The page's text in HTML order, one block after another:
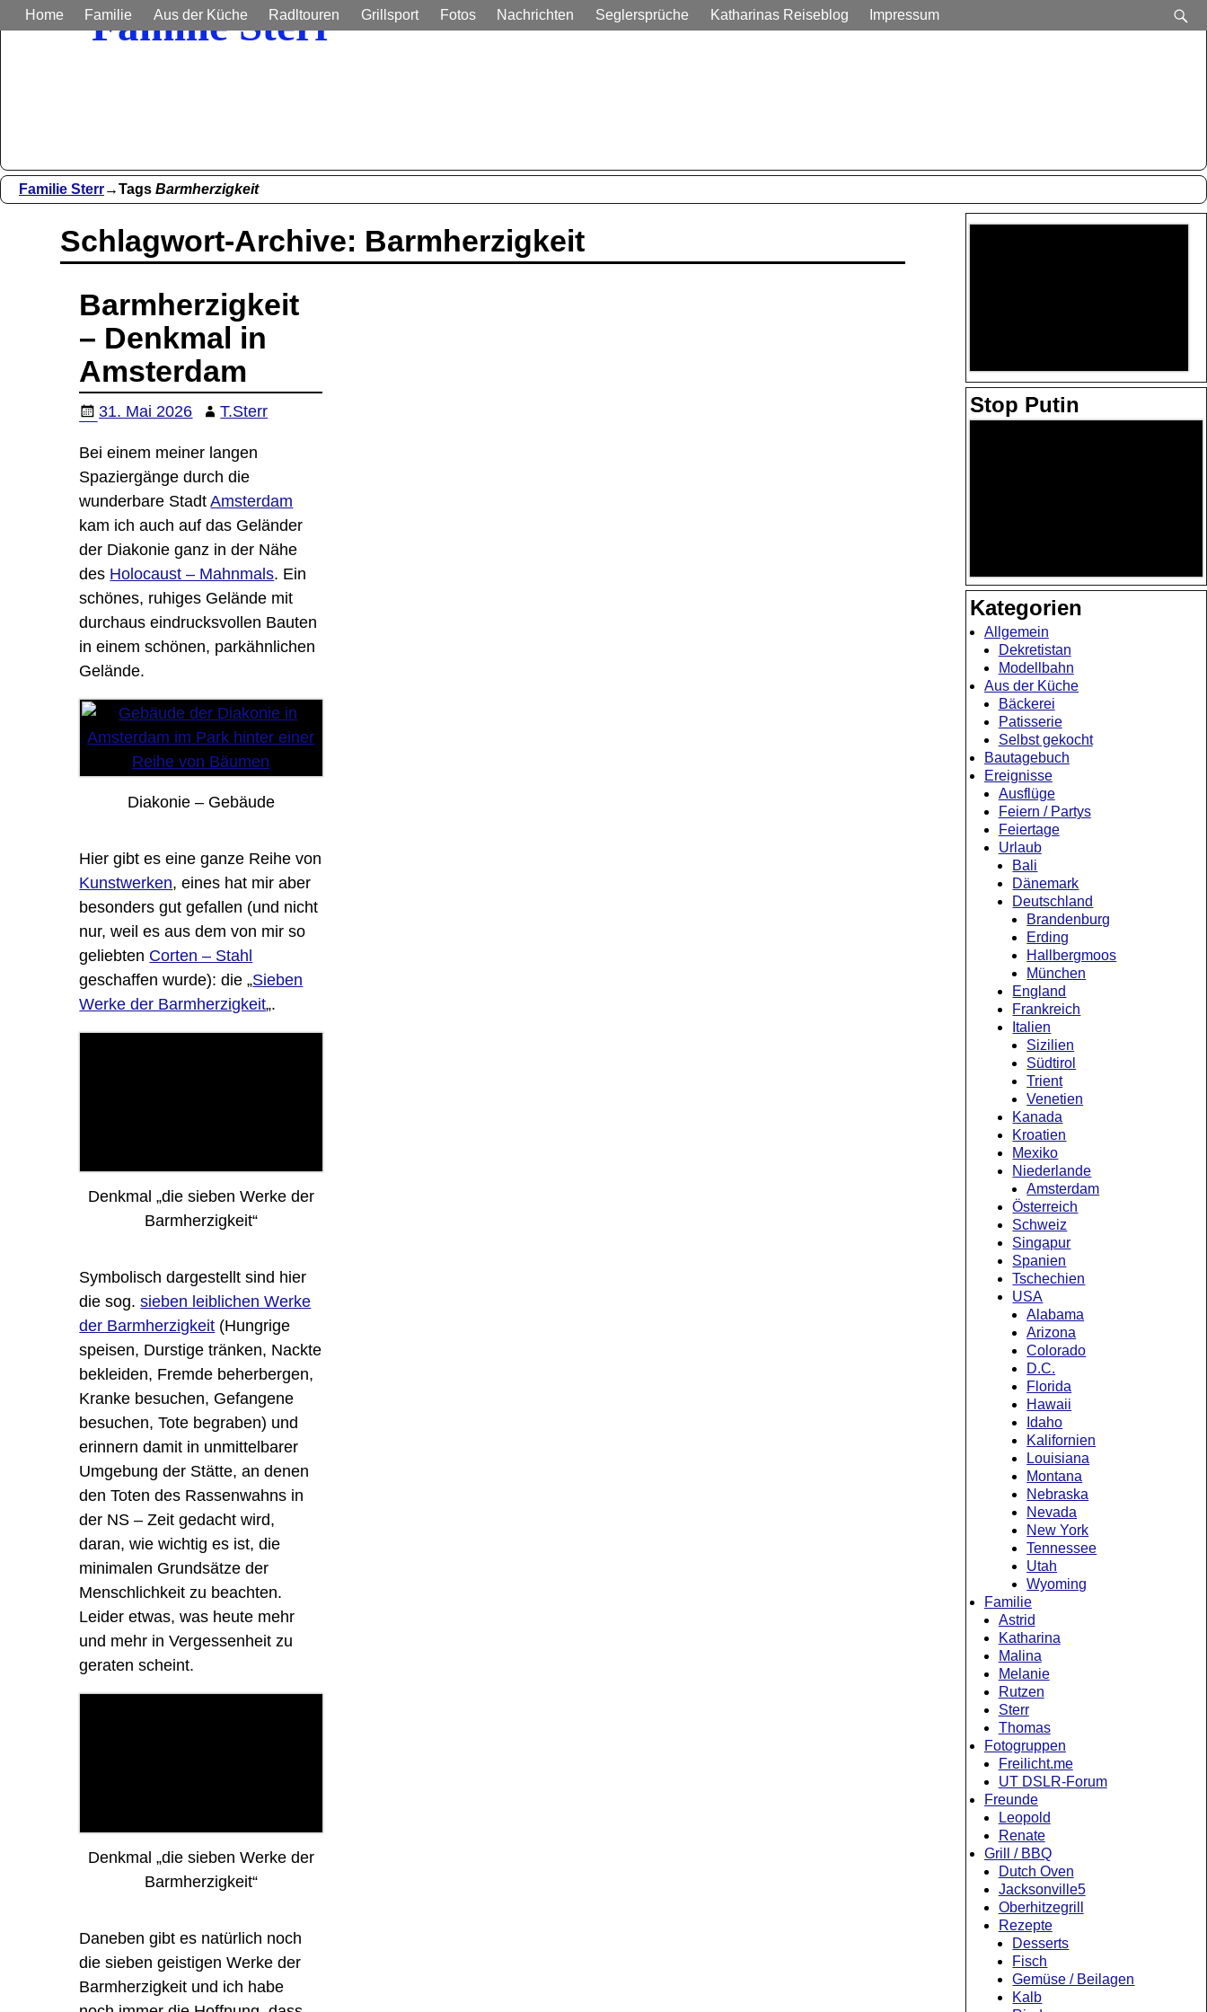
Home Familie Aus der Küche Radltouren Grillsport Fotos Nachrichten Seglersprüche Katharinas Reiseblog Impressum
Familie Sterr
Familie Sterr→Tags Barmherzigkeit
Schlagwort-Archive: Barmherzigkeit
Barmherzigkeit
– Denkmal in
Amsterdam
31. Mai 2026 T.Sterr
Bei einem meiner langen
Spaziergänge durch die
wunderbare StadtAmsterdam
kam ich auch auf das Geländer
der Diakonie ganz in der Nähe
des Holocaust – Mahnmals. Ein
schönes, ruhiges Gelände mit
durchaus eindrucksvollen Bauten
in einem schönen, parkähnlichen
Gelände.
Diakonie – Gebäude
Hier gibt es eine ganze Reihe von
Kunstwerken, eines hat mir aber
besonders gut gefallen (und nicht
nur, weil es aus dem von mir so
geliebten Corten – Stahl
geschaffen wurde): die „Sieben
Werke der Barmherzigkeit„.
Denkmal „die sieben Werke der
Barmherzigkeit“
Symbolisch dargestellt sind hier
die sog.sieben leiblichen Werke
der Barmherzigkeit (Hungrige
speisen, Durstige tränken, Nackte
bekleiden, Fremde beherbergen,
Kranke besuchen, Gefangene
besuchen, Tote begraben) und
erinnern damit in unmittelbarer
Umgebung der Stätte, an denen
den Toten des Rassenwahns in
der NS – Zeit gedacht wird,
daran, wie wichtig es ist, die
minimalen Grundsätze der
Menschlichkeit zu beachten.
Leider etwas, was heute mehr
und mehr in Vergessenheit zu
geraten scheint.
Denkmal „die sieben Werke der
Barmherzigkeit“
Daneben gibt es natürlich noch
die sieben geistigen Werke der
Barmherzigkeit und ich habe
Stop Putin
Kategorien
Allgemein
Dekretistan
Modellbahn
Aus der Küche
Bäckerei
Patisserie
Selbst gekocht
Bautagebuch
Ereignisse
Ausflüge
Feiern / Partys
Feiertage
Urlaub
Bali
Dänemark
Deutschland
Brandenburg
Erding
Hallbergmoos
München
England
Frankreich
Italien
Sizilien
Südtirol
Trient
Venetien
Kanada
Kroatien
Mexiko
Niederlande
Amsterdam
Österreich
Schweiz
Singapur
Spanien
Tschechien
USA
Alabama
Arizona
Colorado
D.C.
Florida
Hawaii
Idaho
Kalifornien
Louisiana
Montana
Nebraska
Nevada
New York
Tennessee
Utah
Wyoming
Familie
Astrid
Katharina
Malina
Melanie
Rutzen
Sterr
Thomas
Fotogruppen
Freilicht.me
UT DSLR-Forum
Freunde
Leopold
Renate
Grill / BBQ
Dutch Oven
Jacksonville5
Oberhitzegrill
Rezepte
Desserts
Fisch
Gemüse / Beilagen
Kalb